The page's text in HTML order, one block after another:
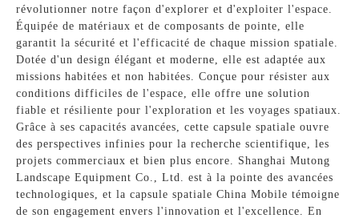
révolutionner notre façon d'explorer et d'exploiter l'espace.
Équipée de matériaux et de composants de pointe, elle
garantit la sécurité et l'efficacité de chaque mission spatiale.
Dotée d'un design élégant et moderne, elle est adaptée aux
missions habitées et non habitées. Conçue pour résister aux
conditions difficiles de l'espace, elle offre une solution
fiable et résiliente pour l'exploration et les voyages spatiaux.
Grâce à ses capacités avancées, cette capsule spatiale ouvre
des perspectives infinies pour la recherche scientifique, les
projets commerciaux et bien plus encore. Shanghai Mutong
Landscape Equipment Co., Ltd. est à la pointe des avancées
technologiques, et la capsule spatiale China Mobile témoigne
de son engagement envers l'innovation et l'excellence. En